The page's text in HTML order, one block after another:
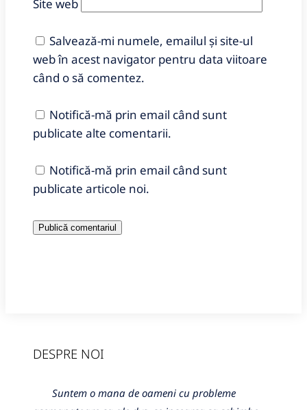
Site web
Salvează-mi numele, emailul și site-ul
web în acest navigator pentru data viitoare
când o să comentez.
Notifică-mă prin email când sunt
publicate alte comentarii.
Notifică-mă prin email când sunt
publicate articole noi.
DESPRE NOI
Suntem o mana de oameni cu probleme